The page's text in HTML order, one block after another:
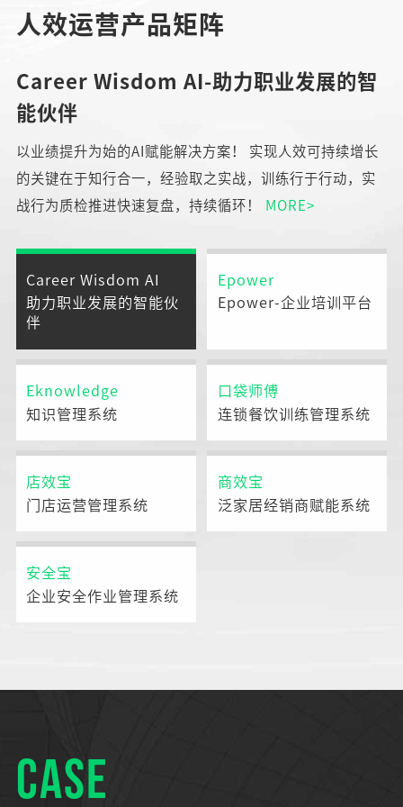
人效运营产品矩阵
Career Wisdom AI-助力职业发展的智
能伙伴
以业绩提升为始的AI赋能解决方案！ 实现人效可持续增长
的关键在于知行合一，经验取之实战，训练行于行动，实
战行为质检推进快速复盘，持续循环！
MORE>
Career Wisdom AI
助力职业发展的智能伙
伴
Epower
Epower-企业培训平台
Eknowledge
知识管理系统
口袋师傅
连锁餐饮训练管理系统
店效宝
门店运营管理系统
商效宝
泛家居经销商赋能系统
安全宝
企业安全作业管理系统
CASE